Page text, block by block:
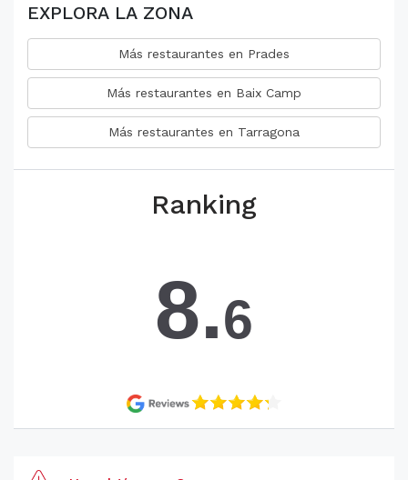
EXPLORA LA ZONA
Más restaurantes en Prades
Más restaurantes en Baix Camp
Más restaurantes en Tarragona
Ranking
8.6